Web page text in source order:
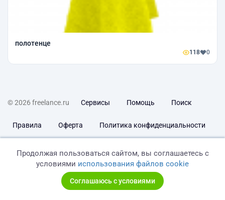
полотенце
118 0
© 2026 freelance.ru Сервисы Помощь Поиск
Правила Оферта Политика конфиденциальности
Продолжая пользоваться сайтом, вы соглашаетесь с
условиями использования файлов cookie
Соглашаюсь с условиями